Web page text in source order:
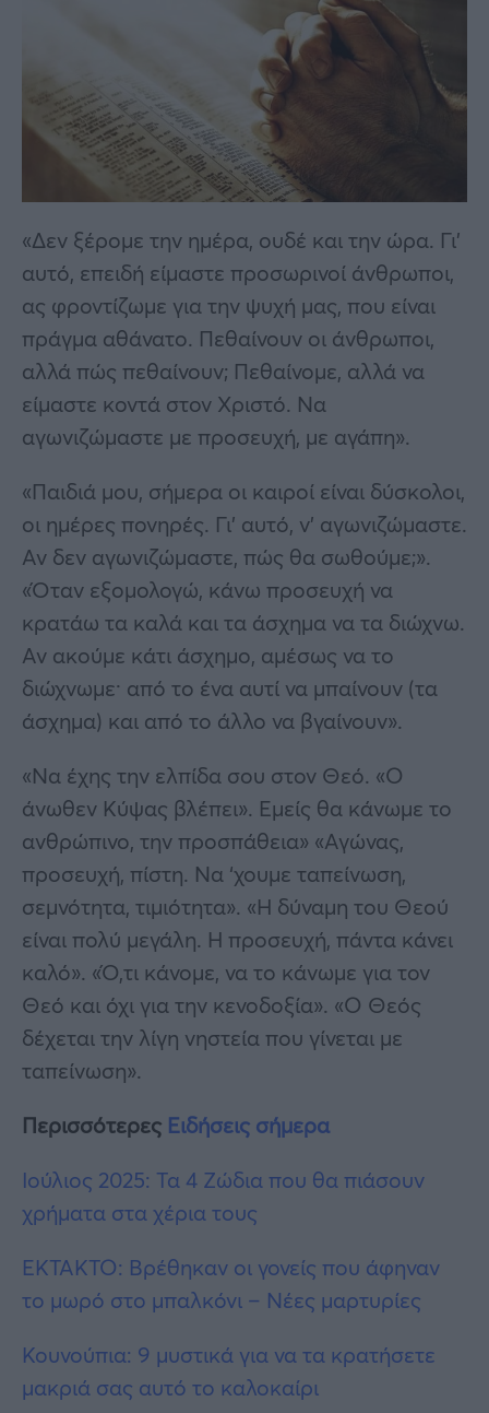
«Δεν ξέρομε την ημέρα, ουδέ και την ώρα. Γι’
αυτό, επειδή είμαστε προσωρινοί άνθρωποι,
ας φροντίζωμε για την ψυχή μας, που είναι
πράγμα αθάνατο. Πεθαίνουν οι άνθρωποι,
αλλά πώς πεθαίνουν; Πεθαίνομε, αλλά να
είμαστε κοντά στον Χριστό. Να
αγωνιζώμαστε με προσευχή, με αγάπη».
«Παιδιά μου, σήμερα οι καιροί είναι δύσκολοι,
οι ημέρες πονηρές. Γι’ αυτό, ν’ αγωνιζώμαστε.
Αν δεν αγωνιζώμαστε, πώς θα σωθούμε;».
«Όταν εξομολογώ, κάνω προσευχή να
κρατάω τα καλά και τα άσχημα να τα διώχνω.
Αν ακούμε κάτι άσχημο, αμέσως να το
διώχνωμε· από το ένα αυτί να μπαίνουν (τα
άσχημα) και από το άλλο να βγαίνουν».
«Να έχης την ελπίδα σου στον Θεό. «Ο
άνωθεν Κύψας βλέπει». Εμείς θα κάνωμε το
ανθρώπινο, την προσπάθεια» «Αγώνας,
προσευχή, πίστη. Να ‘χουμε ταπείνωση,
σεμνότητα, τιμιότητα». «Η δύναμη του Θεού
είναι πολύ μεγάλη. Η προσευχή, πάντα κάνει
καλό». «Ό,τι κάνομε, να το κάνωμε για τον
Θεό και όχι για την κενοδοξία». «Ο Θεός
δέχεται την λίγη νηστεία που γίνεται με
ταπείνωση».
Περισσότερες Ειδήσεις σήμερα
Ιούλιος 2025: Τα 4 Ζώδια που θα πιάσουν
χρήματα στα χέρια τους
ΕΚΤΑΚΤΟ: Βρέθηκαν οι γονείς που άφηναν
το μωρό στο μπαλκόνι – Νέες μαρτυρίες
Κουνούπια: 9 μυστικά για να τα κρατήσετε
μακριά σας αυτό το καλοκαίρι